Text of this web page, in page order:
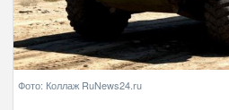
Фото: Коллаж RuNews24.ru